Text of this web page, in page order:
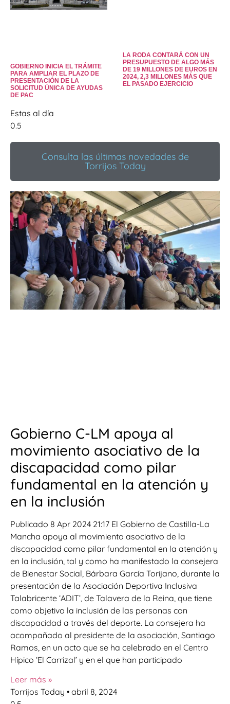
GOBIERNO INICIA EL TRÁMITE
PARA AMPLIAR EL PLAZO DE
PRESENTACIÓN DE LA
SOLICITUD ÚNICA DE AYUDAS
DE PAC
LA RODA CONTARÁ CON UN
PRESUPUESTO DE ALGO MÁS
DE 19 MILLONES DE EUROS EN
2024, 2,3 MILLONES MÁS QUE
EL PASADO EJERCICIO
Estas al día
Consulta las últimas novedades de
Torrijos Today
Gobierno C-LM apoya al
movimiento asociativo de la
discapacidad como pilar
fundamental en la atención y
en la inclusión
Publicado 8 Apr 2024 21:17 El Gobierno de Castilla-La
Mancha apoya al movimiento asociativo de la
discapacidad como pilar fundamental en la atención y
en la inclusión, tal y como ha manifestado la consejera
de Bienestar Social, Bárbara García Torijano, durante la
presentación de la Asociación Deportiva Inclusiva
Talabricente ‘ADIT’, de Talavera de la Reina, que tiene
como objetivo la inclusión de las personas con
discapacidad a través del deporte. La consejera ha
acompañado al presidente de la asociación, Santiago
Ramos, en un acto que se ha celebrado en el Centro
Hípico ‘El Carrizal’ y en el que han participado
Leer más »
Torrijos Today
abril 8, 2024